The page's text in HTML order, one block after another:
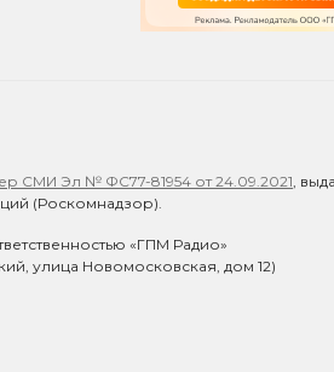
СМИ Эл № ФС77-81954 от 24.09.2021 ,
(Роскомнадзор).
«ГПМ Радио»
улица Новомосковская, дом 12)